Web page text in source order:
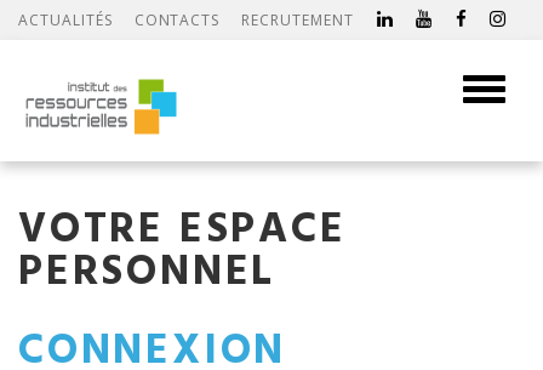
ACTUALITÉS CONTACTS RECRUTEMENT
Toggle
VOTRE ESPACE
PERSONNEL
CONNEXION